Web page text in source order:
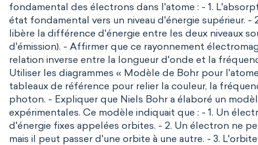
fondamental des électrons dans l'atome : - 1.
état fondamental vers un niveau d'énergie supérieur. -
libère la différence d'énergie entre les deux niveaux
d'émission). - Affirmer que ce rayonnement
relation inverse entre la longueur d'onde et la
Utiliser les diagrammes « Modèle de Bohr pour
tableaux de référence pour relier la couleur, la
photon. - Expliquer que Niels Bohr a élaboré un
expérimentales. Ce modèle indiquait que : - 1. Un
d'énergie fixes appelées orbites. - 2. Un électron ne
mais il peut passer d'une orbite à une autre. - 3.